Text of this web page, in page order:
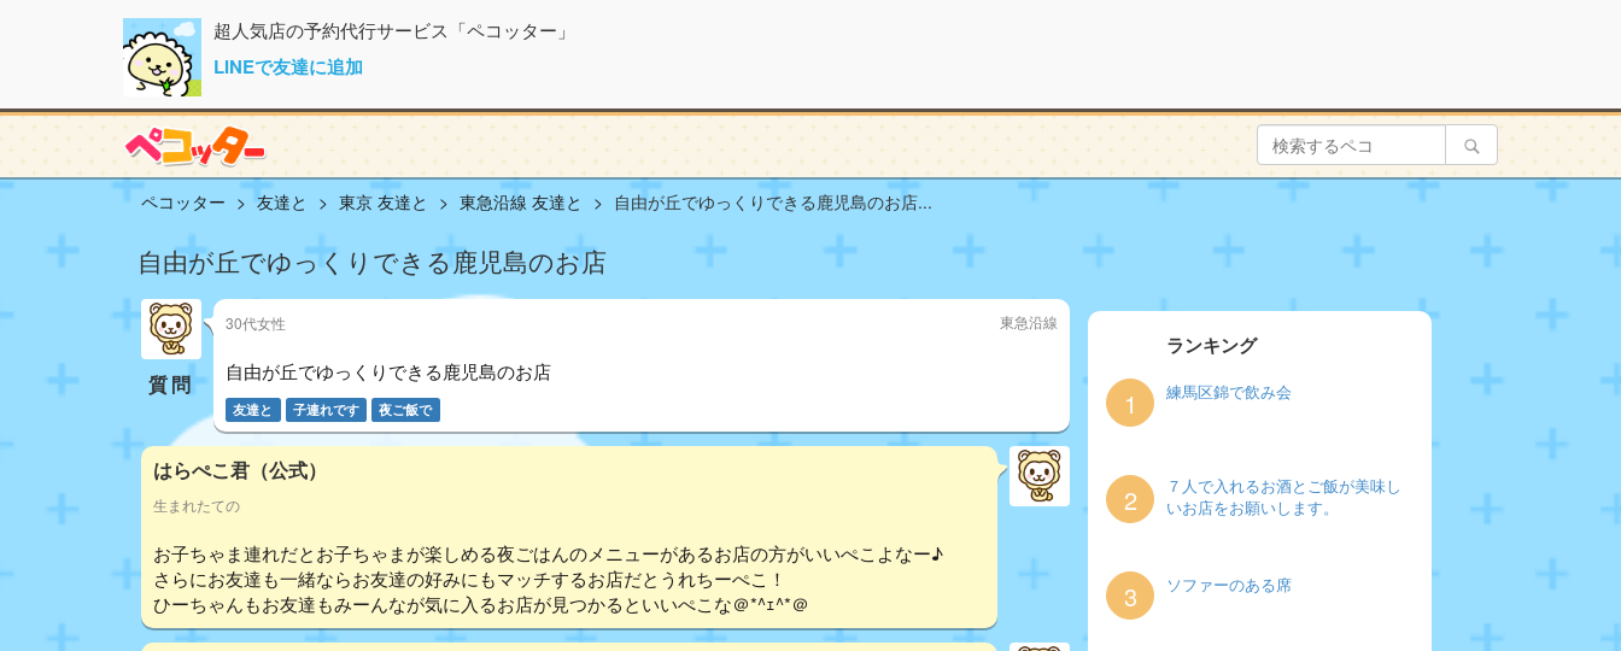
超人気店の予約代行サービス「ペコッター」
LINEで友達に追加
ペコッター 友達と 東京 友達と 東急沿線 友達と 自由が丘でゆっくりできる鹿児島のお店...
自由が丘でゆっくりできる鹿児島のお店
質問
30代女性 東急沿線
自由が丘でゆっくりできる鹿児島のお店
友達と 子連れです 夜ご飯で
はらぺこ君（公式）
生まれたての
お子ちゃま連れだとお子ちゃまが楽しめる夜ごはんのメニューがあるお店の方がいいぺこよなー♪
さらにお友達も一緒ならお友達の好みにもマッチするお店だとうれちーぺこ！
ひーちゃんもお友達もみーんなが気に入るお店が見つかるといいぺこな＠*^ｪ^*＠
ランキング
1 練馬区錦で飲み会
2
７人で入れるお酒とご飯が美味し
いお店をお願いします。
3 ソファーのある席